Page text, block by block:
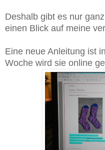
Deshalb gibt es nur
einen Blick auf meine
Eine neue Anleitung ist
Woche wird sie online